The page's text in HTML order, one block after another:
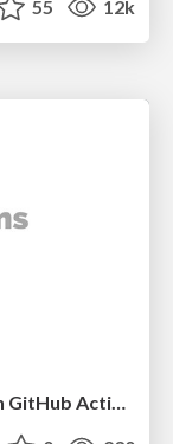
55 12k
Lightning talk: Run Django tests with GitHub Actions